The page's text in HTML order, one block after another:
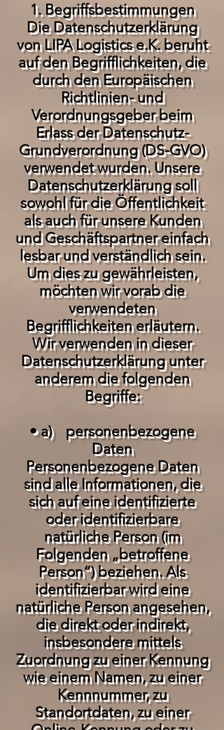
1. Begriffsbestimmungen
Die Datenschutzerklärung
von LIPA Logistics e.K. beruht
auf den Begrifflichkeiten, die
durch den Europäischen
Richtlinien- und
Verordnungsgeber beim
Erlass der Datenschutz-
Grundverordnung (DS-GVO)
verwendet wurden. Unsere
Datenschutzerklärung soll
sowohl für die Öffentlichkeit
als auch für unsere Kunden
und Geschäftspartner einfach
lesbar und verständlich sein.
Um dies zu gewährleisten,
möchten wir vorab die
verwendeten
Begrifflichkeiten erläutern.
Wir verwenden in dieser
Datenschutzerklärung unter
anderem die folgenden
Begriffe:
• a) personenbezogene
Daten
Personenbezogene Daten
sind alle Informationen, die
sich auf eine identifizierte
oder identifizierbare
natürliche Person (im
Folgenden „betroffene
Person“) beziehen. Als
identifizierbar wird eine
natürliche Person angesehen,
die direkt oder indirekt,
insbesondere mittels
Zuordnung zu einer Kennung
wie einem Namen, zu einer
Kennnummer, zu
Standortdaten, zu einer